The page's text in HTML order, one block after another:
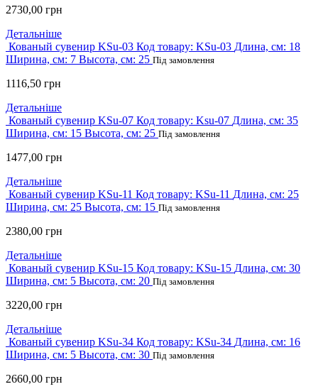
2730,00 грн
Детальніше
Кованый сувенир KSu-03 Код товару: KSu-03 Длина, см: 18
Ширина, см: 7 Высота, см: 25 Під замовлення
1116,50 грн
Детальніше
Кованый сувенир KSu-07 Код товару: Ksu-07 Длина, см: 35
Ширина, см: 15 Высота, см: 25 Під замовлення
1477,00 грн
Детальніше
Кованый сувенир KSu-11 Код товару: KSu-11 Длина, см: 25
Ширина, см: 25 Высота, см: 15 Під замовлення
2380,00 грн
Детальніше
Кованый сувенир KSu-15 Код товару: KSu-15 Длина, см: 30
Ширина, см: 5 Высота, см: 20 Під замовлення
3220,00 грн
Детальніше
Кованый сувенир KSu-34 Код товару: KSu-34 Длина, см: 16
Ширина, см: 5 Высота, см: 30 Під замовлення
2660,00 грн